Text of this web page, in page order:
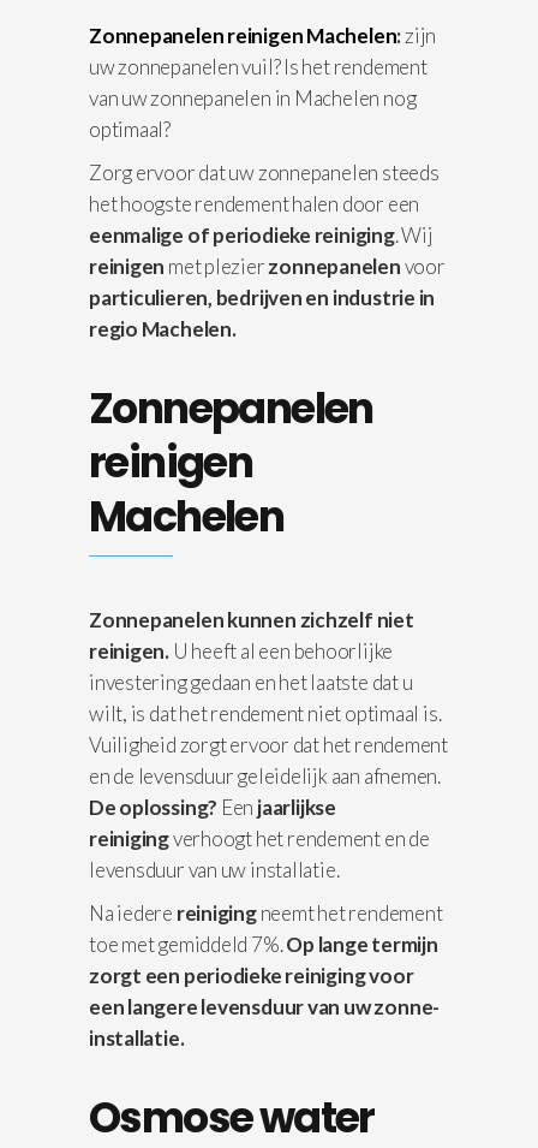
Zonnepanelen reinigen Machelen:zijn
uw zonnepanelen vuil? Is het rendement
van uw zonnepanelen in Machelen nog
optimaal?
Zorg ervoor dat uw zonnepanelen steeds
het hoogste rendement halen door een
eenmalige of periodieke reiniging. Wij
reinigen met plezierzonnepanelenvoor
particulieren, bedrijven en industrie in
regio Machelen.
Zonnepanelen
reinigen
Machelen
Zonnepanelen kunnen zichzelf niet
reinigen. U heeft al een behoorlijke
investering gedaan en het laatste dat u
wilt, is dat het rendement niet optimaal is.
Vuiligheid zorgt ervoor dat het rendement
en de levensduur geleidelijk aan afnemen.
De oplossing? Een jaarlijkse
reinigingverhoogt het rendement en de
levensduur van uw installatie.
Na iedere reinigingneemt het rendement
toe met gemiddeld 7%.Op lange termijn
zorgt een periodieke reiniging voor
een langere levensduur van uw zonne-
installatie.
Osmose water